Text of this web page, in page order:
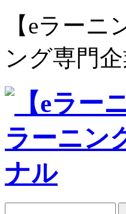
【eラー
ング専門